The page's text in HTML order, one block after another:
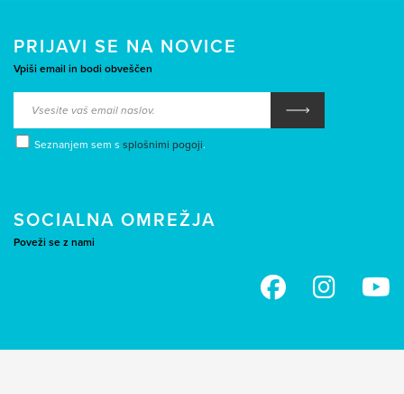
PRIJAVI SE NA NOVICE
Vpiši email in bodi obveščen
Seznanjem sem s splošnimi pogoji.
SOCIALNA OMREŽJA
Poveži se z nami